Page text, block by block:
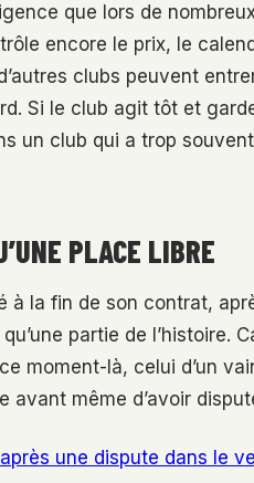
que lors de
encore le prix, le
clubs peuvent
Si le club agit tôt et
un club qui a trop
PLACE LIBRE
à la fin de son contrat,
partie de l’histoire.
moment-là, celui d’un
avant même d’avoir
une dispute dans le